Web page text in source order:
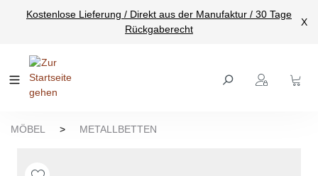
springen
Kostenlose Lieferung / Direkt aus der Manufaktur / 30 Tage
Rückgaberecht
X
MÖBEL > METALLBETTEN